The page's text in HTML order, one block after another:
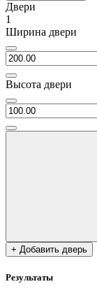
Двери
1
Ширина двери
Высота двери
+ Добавить дверь
Результаты